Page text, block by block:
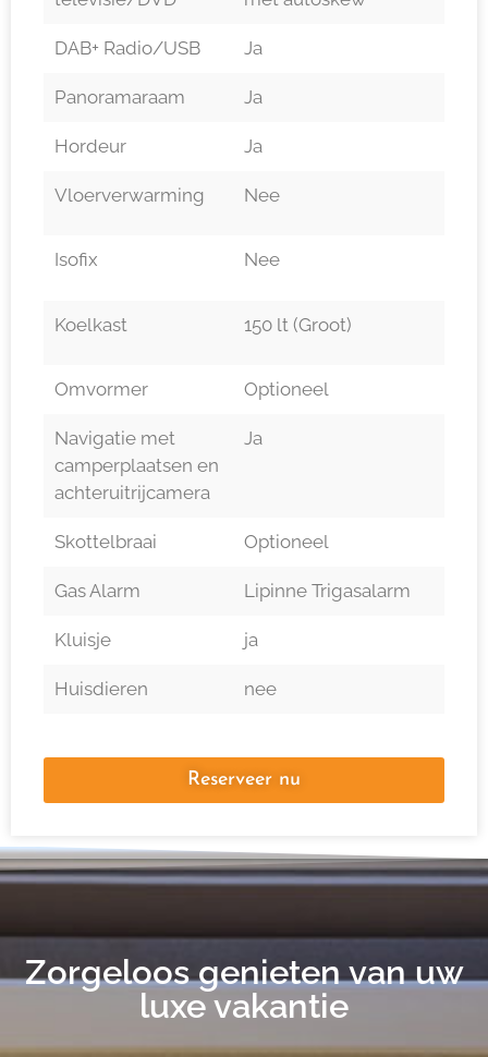
DAB+ Radio/USB Ja
Panoramaraam Ja
Hordeur Ja
Vloerverwarming Nee
Isofix Nee
Koelkast 150 lt (Groot)
Omvormer Optioneel
Navigatie met
camperplaatsen en
achteruitrijcamera
Ja
Skottelbraai Optioneel
Gas Alarm Lipinne Trigasalarm
Kluisje ja
Huisdieren nee
Reserveer nu
Zorgeloos genieten van uw
luxe vakantie